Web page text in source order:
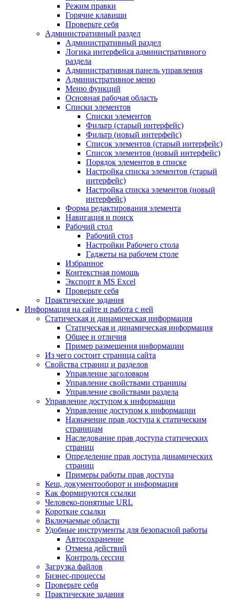
Режим правки
Горячие клавиши
Проверьте себя
Административный раздел
Административный раздел
Логика интерфейса административного
раздела
Административная панель управления
Административное меню
Меню функций
Основная рабочая область
Списки элементов
Списки элементов
Фильтр (старый интерфейс)
Фильтр (новый интерфейс)
Список элементов (старый интерфейс)
Список элементов (новый интерфейс)
Порядок элементов в списке
Настройка списка элементов (старый
интерфейс)
Настройка списка элементов (новый
интерфейс)
Форма редактирования элемента
Навигация и поиск
Рабочий стол
Рабочий стол
Настройки Рабочего стола
Гаджеты на рабочем столе
Избранное
Контекстная помощь
Экспорт в MS Excel
Проверьте себя
Практические задания
Информация на сайте и работа с ней
Статическая и динамическая информация
Статическая и динамическая информация
Общее и отличия
Пример размещения информации
Из чего состоит страница сайта
Свойства страниц и разделов
Управление заголовком
Управление свойствами страницы
Управление свойствами раздела
Управление доступом к информации
Управление доступом к информации
Назначение прав доступа к статическим
страницам
Наследование прав доступа статических
страниц
Определение прав доступа динамических
страниц
Примеры работы прав доступа
Кеш, документооборот и информация
Как формируются ссылки
Человеко-понятные URL
Короткие ссылки
Включаемые области
Удобные инструменты для безопасной работы
Автосохранение
Отмена действий
Контроль сессии
Загрузка файлов
Бизнес-процессы
Проверьте себя
Практические задания